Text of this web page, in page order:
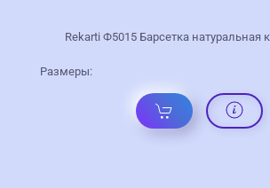
Rekarti Ф5015 Барсетка натуральная
Размеры: